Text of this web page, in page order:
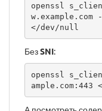
openssl
w.example.com
БезSNI:
openssl